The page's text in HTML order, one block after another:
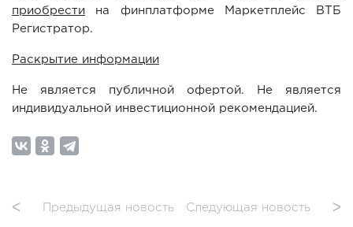
приобрести на финплатформе Маркетплейс ВТБ
Регистратор.
Раскрытие информации
Не является публичной офертой. Не является
индивидуальной инвестиционной рекомендацией.
ᐸ Предыдущая новость Следующая новость ᐳ